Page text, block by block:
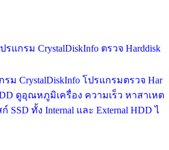
รแกรม CrystalDiskInfo ตรวจ Harddisk
ม CrystalDiskInfo โปรแกรมตรวจ Har
ดูอุณหภูมิเครื่อง ความเร็ว หาสาเหต
SSD ทั้ง Internal และ External HDD ไ